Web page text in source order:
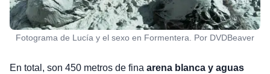
Fotograma de Lucía y el sexo en Formentera. Por DVDBeaver
En total, son 450 metros de fina arena blanca y aguas